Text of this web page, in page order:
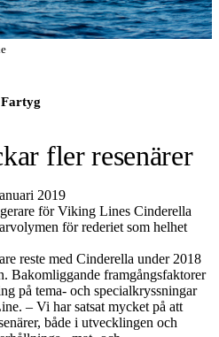
Fartyg
fler resenärer
2019
för Viking Lines Cinderella
för rederiet som helhet
reste med Cinderella under 2018
Bakomliggande framgångsfaktorer
på tema- och specialkryssningar
– Vi har satsat mycket på att
både i utvecklingen och